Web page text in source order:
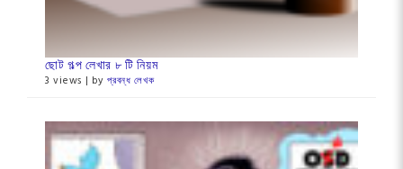
ছোট গল্প লেখার ৮ টি নিয়ম
3 views | byপ্রবন্ধ লেখক